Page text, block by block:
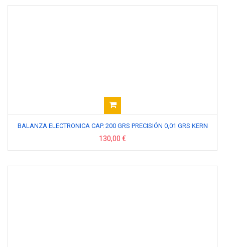
BALANZA ELECTRONICA CAP. 200 GRS PRECISIÓN 0,01 GRS KERN
130,00 €